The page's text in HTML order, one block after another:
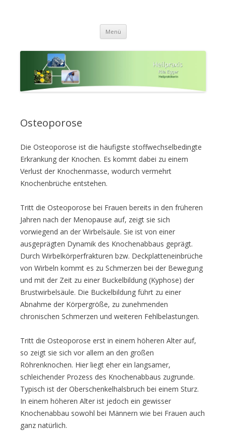
a.d. Alz (Nähe Chiemsee)
Lebenskräfte
Menü Zum
springen
Osteoporose
Die Osteoporose ist die häufigste stoffwechselbedingte
Erkrankung der Knochen. Es kommt dabei zu einem
Verlust der Knochenmasse, wodurch vermehrt
Knochenbrüche entstehen.
Tritt die Osteoporose bei Frauen bereits in den früheren
Jahren nach der Menopause auf, zeigt sie sich
vorwiegend an der Wirbelsäule. Sie ist von einer
ausgeprägten Dynamik des Knochenabbaus geprägt.
Durch Wirbelkörperfrakturen bzw. Deckplatteneinbrüche
von Wirbeln kommt es zu Schmerzen bei der Bewegung
und mit der Zeit zu einer Buckelbildung (Kyphose) der
Brustwirbelsäule. Die Buckelbildung führt zu einer
Abnahme der Körpergröße, zu zunehmenden
chronischen Schmerzen und weiteren Fehlbelastungen.
Tritt die Osteoporose erst in einem höheren Alter auf,
so zeigt sie sich vor allem an den großen
Röhrenknochen. Hier liegt eher ein langsamer,
schleichender Prozess des Knochenabbaus zugrunde.
Typisch ist der Oberschenkelhalsbruch bei einem Sturz.
In einem höheren Alter ist jedoch ein gewisser
Knochenabbau sowohl bei Männern wie bei Frauen auch
ganz natürlich.